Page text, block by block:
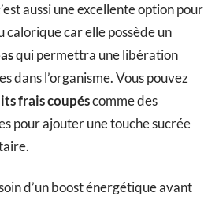
aussi une excellente option pour
calorique car elle possède un
qui permettra une libération
dans l’organisme. Vous pouvez
frais coupéscomme des
pour ajouter une touche sucrée
d’un boost énergétique avant